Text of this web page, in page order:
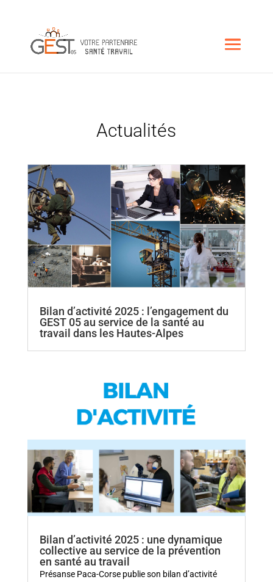
Actualités
Bilan d’activité 2025 : l’engagement du
GEST 05 au service de la santé au
travail dans les Hautes-Alpes
Bilan d’activité 2025 : une dynamique
collective au service de la prévention
en santé au travail
Présanse Paca‑Corse publie son bilan d’activité